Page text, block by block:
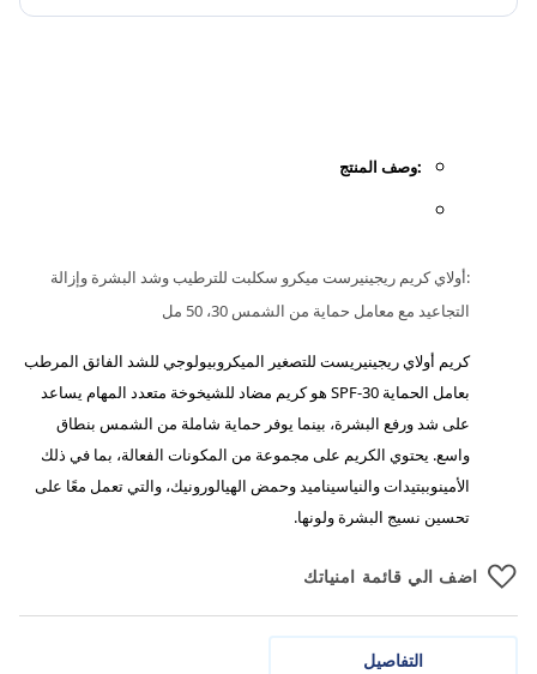
:وصف المنتج
:أولاي كريم ريجينيرست ميكرو سكلبت للترطيب وشد البشرة وإزالة
التجاعيد مع معامل حماية من الشمس 30، 50 مل
كريم أولاي ريجينيريست للتصغير الميكروبيولوجي للشد الفائق المرطب
بعامل الحماية SPF-30 هو كريم مضاد للشيخوخة متعدد المهام يساعد
على شد ورفع البشرة، بينما يوفر حماية شاملة من الشمس بنطاق
واسع. يحتوي الكريم على مجموعة من المكونات الفعالة، بما في ذلك
الأمينوببتيدات والنياسيناميد وحمض الهيالورونيك، والتي تعمل معًا على
تحسين نسيج البشرة ولونها.
اضف الي قائمة امنياتك
التفاصيل